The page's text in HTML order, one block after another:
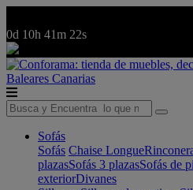
0d 10h 41m 22s
Baleares Canarias
Sofás
Sofás Chaise Longue
plazasSofás 3 plazasSofás de
exteriorDivanes